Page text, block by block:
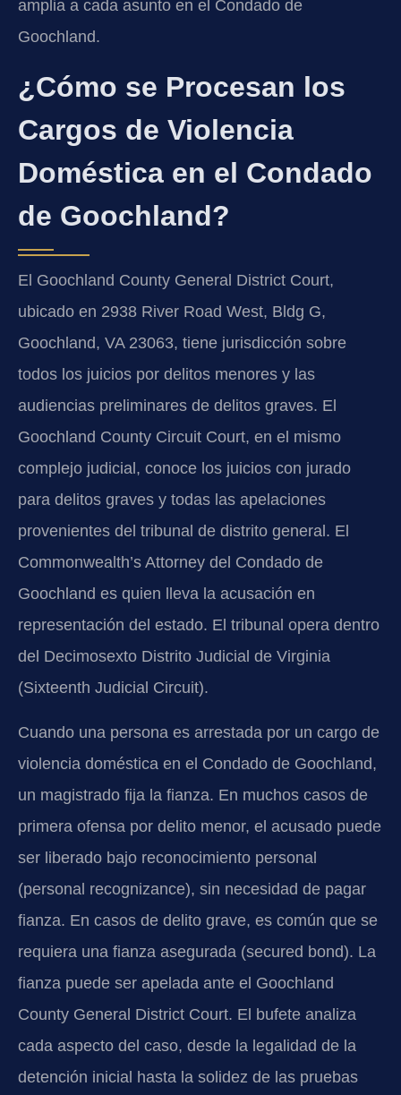
amplia a cada asunto en el Condado de
Goochland.
¿Cómo se Procesan los
Cargos de Violencia
Doméstica en el Condado
de Goochland?
El Goochland County General District Court,
ubicado en 2938 River Road West, Bldg G,
Goochland, VA 23063, tiene jurisdicción sobre
todos los juicios por delitos menores y las
audiencias preliminares de delitos graves. El
Goochland County Circuit Court, en el mismo
complejo judicial, conoce los juicios con jurado
para delitos graves y todas las apelaciones
provenientes del tribunal de distrito general. El
Commonwealth’s Attorney del Condado de
Goochland es quien lleva la acusación en
representación del estado. El tribunal opera dentro
del Decimosexto Distrito Judicial de Virginia
(Sixteenth Judicial Circuit).
Cuando una persona es arrestada por un cargo de
violencia doméstica en el Condado de Goochland,
un magistrado fija la fianza. En muchos casos de
primera ofensa por delito menor, el acusado puede
ser liberado bajo reconocimiento personal
(personal recognizance), sin necesidad de pagar
fianza. En casos de delito grave, es común que se
requiera una fianza asegurada (secured bond). La
fianza puede ser apelada ante el Goochland
County General District Court. El bufete analiza
cada aspecto del caso, desde la legalidad de la
detención inicial hasta la solidez de las pruebas